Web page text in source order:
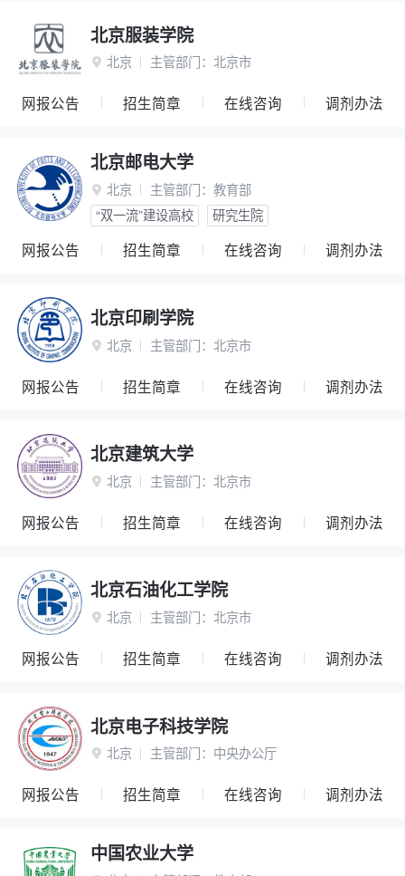
北京服装学院
 北京 主管部门： 北京市
网报公告 招生简章 在线咨询 调剂办法
北京邮电大学
 北京 主管部门： 教育部
“双一流”建设高校
研究生院
网报公告 招生简章 在线咨询 调剂办法
北京印刷学院
 北京 主管部门： 北京市
网报公告 招生简章 在线咨询 调剂办法
北京建筑大学
 北京 主管部门： 北京市
网报公告 招生简章 在线咨询 调剂办法
北京石油化工学院
 北京 主管部门： 北京市
网报公告 招生简章 在线咨询 调剂办法
北京电子科技学院
 北京 主管部门： 中央办公厅
网报公告 招生简章 在线咨询 调剂办法
中国农业大学